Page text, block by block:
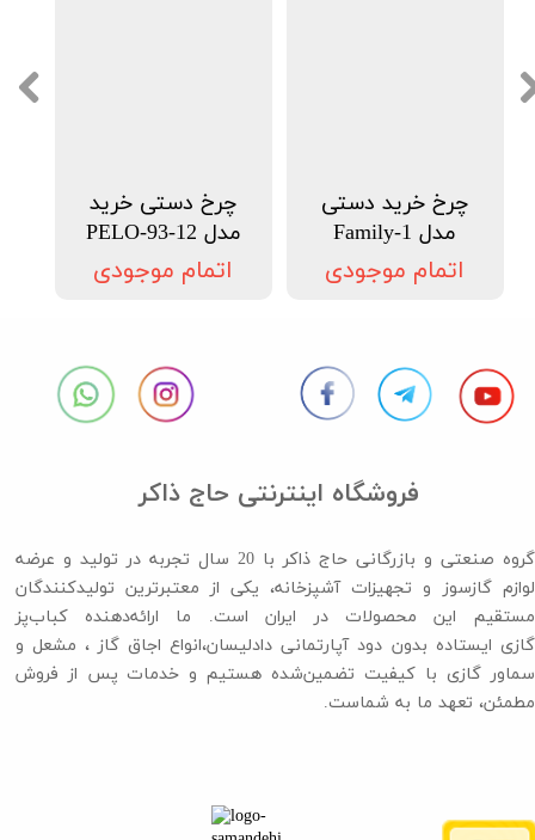
چرخ دستی خرید
مدل PELO-93-12
اتمام موجودی
چرخ خرید دستی
مدل Family-1
اتمام موجودی
فروشگاه اینترنتی حاج ذاکر
گروه صنعتی و بازرگانی حاج ذاکر با 20 سال تجربه در تولید و عرضه
لوازم گازسوز و تجهیزات آشپزخانه، یکی از معتبرترین تولیدکنندگان
مستقیم این محصولات در ایران است. ما ارائه‌دهنده کباب‌پز
گازی ایستاده بدون دود آپارتمانی دادلیسان،انواع اجاق گاز ،​​​​​​​ مشعل و
سماور گازی با کیفیت تضمین‌شده هستیم و خدمات پس از فروش
مطمئن، تعهد ما به شماست.